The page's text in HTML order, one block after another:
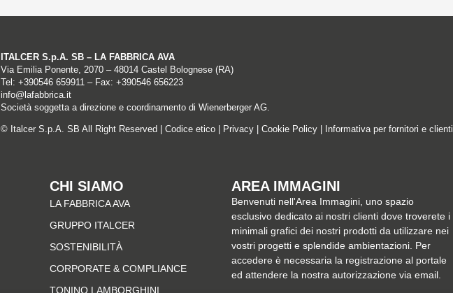
ITALCER S.p.A. SB – LA FABBRICA AVA
Via Emilia Ponente, 2070 – 48014 Castel Bolognese (RA)
Tel: +390546 659911– Fax: +390546 656223
info@lafabbrica.it
Società soggetta a direzione e coordinamento di Wienerberger AG.
© Italcer S.p.A. SB All Right Reserved | Codice etico| Privacy| Cookie Policy| Informativa per fornitori e clienti
CHI SIAMO
LA FABBRICA AVA
GRUPPO ITALCER
SOSTENIBILITÀ
CORPORATE & COMPLIANCE
TONINO LAMBORGHINI
AREA IMMAGINI
Benvenuti nell'Area Immagini, uno spazio
esclusivo dedicato ai nostri clienti dove troverete i
minimali grafici dei nostri prodotti da utilizzare nei
vostri progetti e splendide ambientazioni. Per
accedere è necessaria la registrazione al portale
ed attendere la nostra autorizzazione via email.